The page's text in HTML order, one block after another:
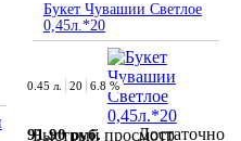
Букет Чувашии Светлое
0,45л.*20
Быстрый просмотр
0.45 л. 20 6.8 %
91.90 руб. Достаточно